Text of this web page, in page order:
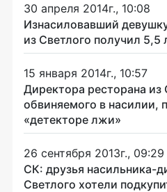
30 апреля 2014г., 10:08
Изнасиловавший
из Светлого получил 5,5
15 января 2014г., 10:57
Директора ресторана из
обвиняемого в насилии,
«детекторе лжи»
26 сентября 2013г., 09:29
СК: друзья насильника-
Светлого хотели